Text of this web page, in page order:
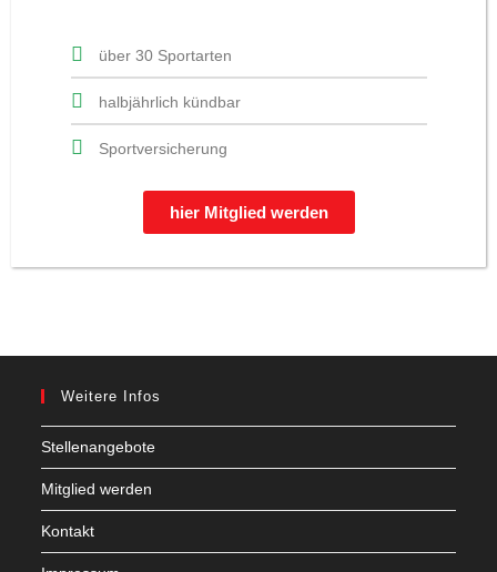
über 30 Sportarten
halbjährlich kündbar
Sportversicherung
hier Mitglied werden
Weitere Infos
Stellenangebote
Mitglied werden
Kontakt